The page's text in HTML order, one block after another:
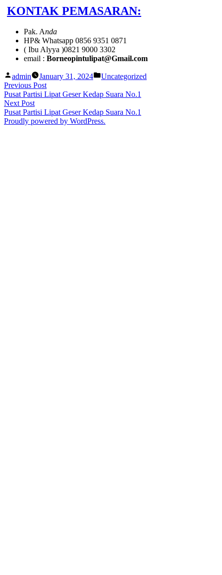
KONTAK PEMASARAN:
Pak. Anda
HP& Whatsapp 0856 9351 0871
( Ibu Alyya )0821 9000 3302
email : Borneopintulipat@Gmail.com
Posted
by
admin January 31, 2024
Posted
Uncategorized
Post
navigation
Previous PostPrevious
post:
Pusat Partisi Lipat Geser Kedap Suara No.1
Next PostNext
post:
Pusat Partisi Lipat Geser Kedap Suara No.1
Proudly powered by WordPress.